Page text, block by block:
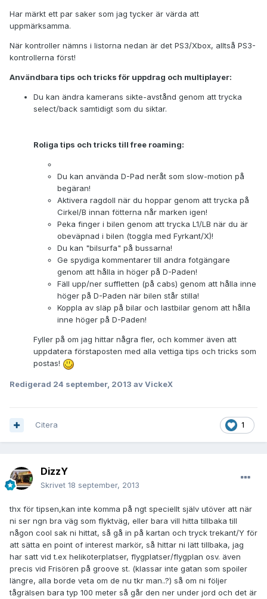
Har märkt ett par saker som jag tycker är värda att
uppmärksamma.
När kontroller nämns i listorna nedan är det PS3/Xbox, alltså PS3-
kontrollerna först!
Användbara tips och tricks för uppdrag och multiplayer:
Du kan ändra kamerans sikte-avstånd genom att trycka
select/back samtidigt som du siktar.
Roliga tips och tricks till free roaming:
Du kan använda D-Pad neråt som slow-motion på
begäran!
Aktivera ragdoll när du hoppar genom att trycka på
Cirkel/B innan fötterna når marken igen!
Peka finger i bilen genom att trycka L1/LB när du är
obeväpnad i bilen (toggla med Fyrkant/X)!
Du kan "bilsurfa" på bussarna!
Ge spydiga kommentarer till andra fotgängare
genom att hålla in höger på D-Paden!
Fäll upp/ner suffletten (på cabs) genom att hålla inne
höger på D-Paden när bilen står stilla!
Koppla av släp på bilar och lastbilar genom att hålla
inne höger på D-Paden!
Fyller på om jag hittar några fler, och kommer även att
uppdatera förstaposten med alla vettiga tips och tricks som
postas!
Redigerad 24 september, 2013 av VickeX
1
Citera
DizzY
Skrivet 18 september, 2013
thx för tipsen,kan inte komma på ngt speciellt själv utöver att när
ni ser ngn bra väg som flyktväg, eller bara vill hitta tillbaka till
någon cool sak ni hittat, så gå in på kartan och tryck trekant/Y för
att sätta en point of interest markör, så hittar ni lätt tillbaka, jag
har satt vid t.ex helikoterplatser, flygplatser/flygplan osv. även
precis vid Frisören på groove st. (klassar inte gatan som spoiler
längre, alla borde veta om de nu tkr man..?) så om ni följer
tågrälsen bara typ 100 meter så går den ner under jord och det är